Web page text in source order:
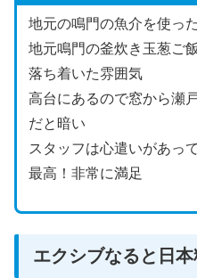
地元の鳴門の魚介を使っ
地元鳴門の釜炊き玉葱ご
落ち着いた雰囲気
高台にあるので窓から瀬
だと暗い
スタッフは心遣いがあっ
最高！非常に満足
エクシブなると日